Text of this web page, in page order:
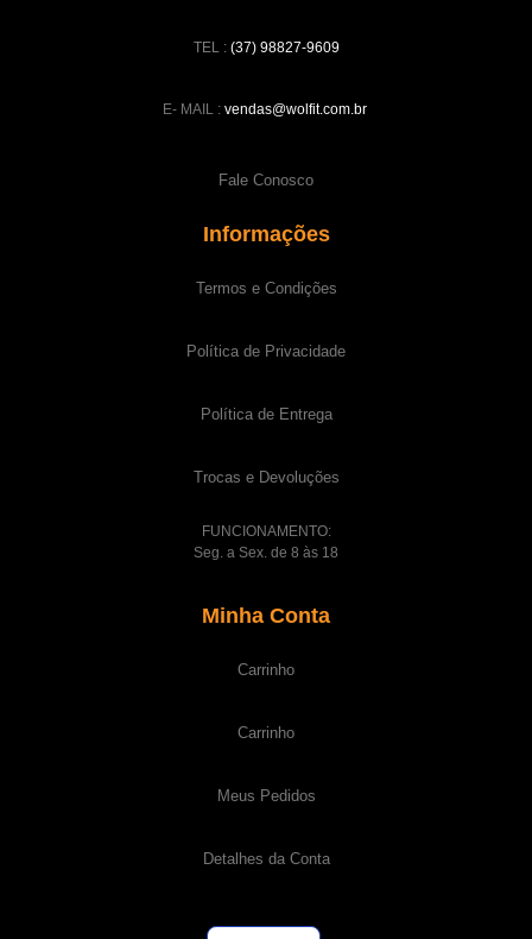
TEL : (37) 98827-9609
E- MAIL : vendas@wolfit.com.br
Fale Conosco
Informações
Termos e Condições
Política de Privacidade
Política de Entrega
Trocas e Devoluções
FUNCIONAMENTO:
Seg. a Sex. de 8 às 18
Minha Conta
Carrinho
Carrinho
Meus Pedidos
Detalhes da Conta